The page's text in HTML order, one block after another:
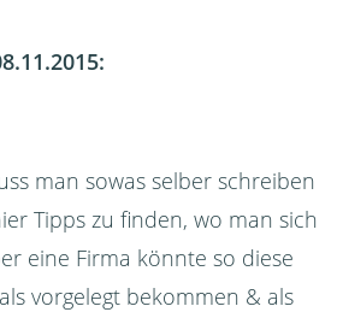
man sowas selber schreiben
Tipps zu finden, wo man sich
eine Firma könnte so diese
vorgelegt bekommen & als